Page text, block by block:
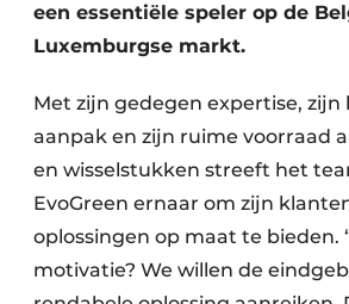
een essentiële speler op de
Luxemburgse markt.
Met zijn gedegen expertise,
aanpak en zijn ruime voorraad
en wisselstukken streeft het
EvoGreen ernaar om zijn
oplossingen op maat te bieden.
motivatie? We willen de